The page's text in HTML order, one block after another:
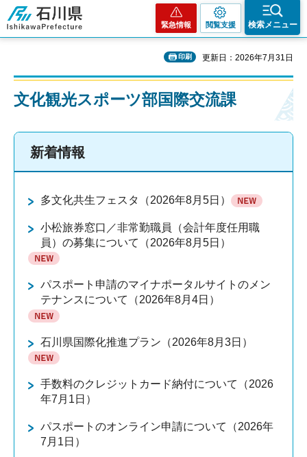
石川県
緊急情報 閲覧支援 検索メニュー
印刷 更新日：2026年7月31日
文化観光スポーツ部国際交流課
新着情報
多文化共生フェスタ（2026年8月5日）
小松旅券窓口／非常勤職員（会計年度任用職
員）の募集について（2026年8月5日）
パスポート申請のマイナポータルサイトのメン
テナンスについて（2026年8月4日）
石川県国際化推進プラン（2026年8月3日）
手数料のクレジットカード納付について（2026
年7月1日）
パスポートのオンライン申請について（2026年
7月1日）